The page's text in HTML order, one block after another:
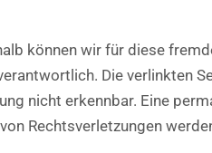
können wir für diese
Die verlinkten
nicht erkennbar. Eine
Rechtsverletzungen